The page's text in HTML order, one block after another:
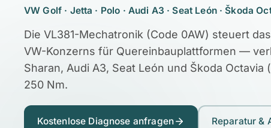
VW Golf · Jetta · Polo · Audi A3 · Seat León · Škoda
Die VL381-Mechatronik (Code 0AW) steuert
VW-Konzerns für Quereinbauplattformen —
Sharan, Audi A3, Seat León und Škoda
250 Nm.
Kostenlose Diagnose anfragen Reparatur &